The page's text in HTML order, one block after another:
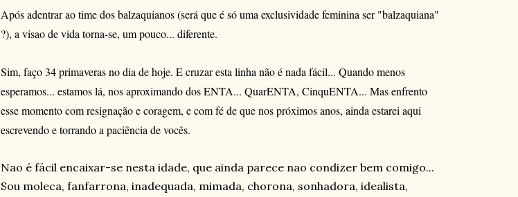
Após adentrar ao time dos balzaquianos (será que é só uma exclusividade feminina ser "balzaquiana"
?), a visao de vida torna-se, um pouco... diferente.
Sim, faço 34 primaveras no dia de hoje. E cruzar esta linha não é nada fácil... Quando menos
esperamos... estamos lá, nos aproximando dos ENTA... QuarENTA, CinquENTA... Mas enfrento
esse momento com resignação e coragem, e com fé de que nos próximos anos, ainda estarei aqui
escrevendo e torrando a paciência de vocês.
Nao é fácil encaixar-se nesta idade, que ainda parece nao condizer bem comigo...
Sou moleca, fanfarrona, inadequada, mimada, chorona, sonhadora, idealista,